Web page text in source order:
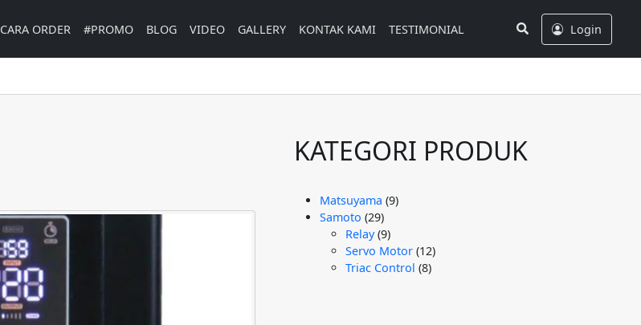
CARA ORDER #PROMO BLOG VIDEO GALLERY KONTAK KAMI TESTIMONIAL Search Login
KATEGORI PRODUK
Matsuyama 99
Samoto 2929
Produk
Relay 99
Produk
Servo Motor 1212
Triac Control 88